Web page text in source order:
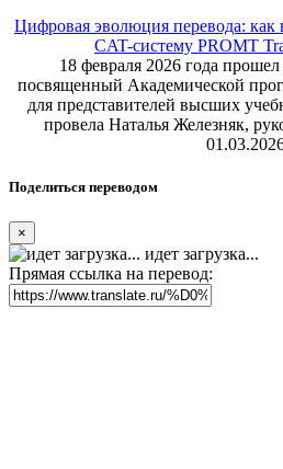
Цифровая эволюция перевода: как
CAT-систему PROMT
18 февраля 2026 года
посвященный Академической
для представителей высших
провела Наталья Железняк,
Поделиться переводом
×
идет загрузка...
Прямая ссылка на перевод: